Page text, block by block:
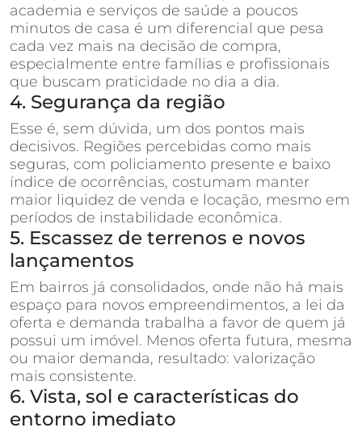
academia e serviços de saúde a poucos
minutos de casa é um diferencial que pesa
cada vez mais na decisão de compra,
especialmente entre famílias e profissionais
que buscam praticidade no dia a dia.
4. Segurança da região
Esse é, sem dúvida, um dos pontos mais
decisivos. Regiões percebidas como mais
seguras, com policiamento presente e baixo
índice de ocorrências, costumam manter
maior liquidez de venda e locação, mesmo em
períodos de instabilidade econômica.
5. Escassez de terrenos e novos
lançamentos
Em bairros já consolidados, onde não há mais
espaço para novos empreendimentos, a lei da
oferta e demanda trabalha a favor de quem já
possui um imóvel. Menos oferta futura, mesma
ou maior demanda, resultado: valorização
mais consistente.
6. Vista, sol e características do
entorno imediato